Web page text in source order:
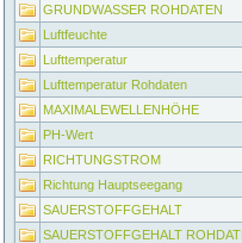
GRUNDWASSER ROHDATEN
Luftfeuchte
Lufttemperatur
Lufttemperatur Rohdaten
MAXIMALEWELLENHÖHE
PH-Wert
RICHTUNGSTROM
Richtung Hauptseegang
SAUERSTOFFGEHALT
SAUERSTOFFGEHALT